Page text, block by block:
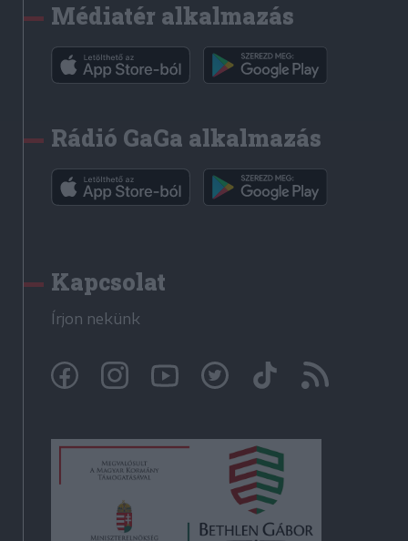
Médiatér alkalmazás
Rádió GaGa alkalmazás
Kapcsolat
Írjon nekünk